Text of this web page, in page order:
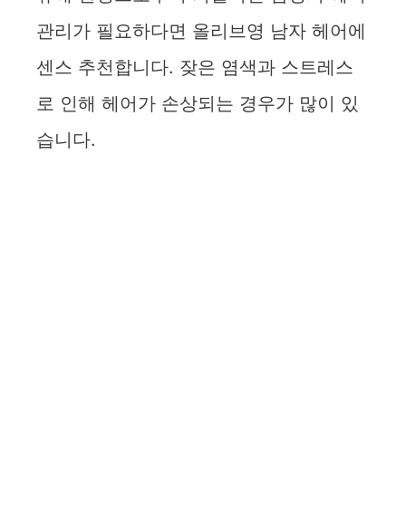
관리가 필요하다면 올리브영 남자 헤어에
센스 추천합니다. 잦은 염색과 스트레스
로 인해 헤어가 손상되는 경우가 많이 있
습니다.